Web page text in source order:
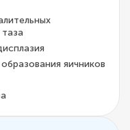
яичников